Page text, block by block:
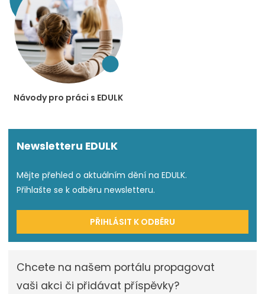
Návody pro práci s EDULK
Newsletteru EDULK
Mějte přehled o aktuálním dění na EDULK.
Přihlašte se k odběru newsletteru.
PŘIHLÁSIT K ODBĚRU
Chcete na našem portálu propagovat
vaši akci či přidávat příspěvky?